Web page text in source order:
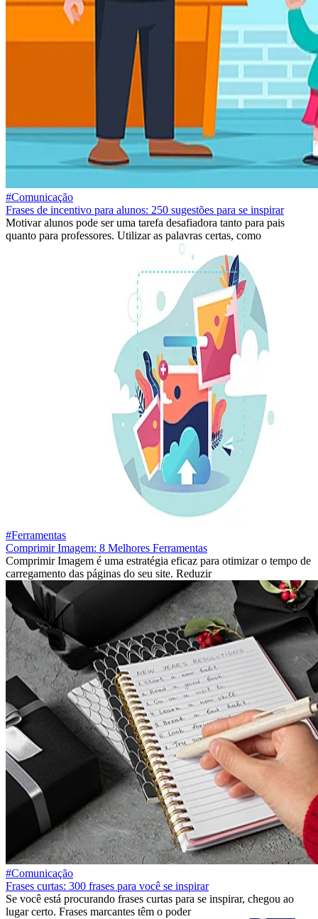
#Comunicação
Frases de incentivo para alunos: 250 sugestões para se inspirar
Motivar alunos pode ser uma tarefa desafiadora tanto para pais
quanto para professores. Utilizar as palavras certas, como
#Ferramentas
Comprimir Imagem: 8 Melhores Ferramentas
Comprimir Imagem é uma estratégia eficaz para otimizar o tempo de
carregamento das páginas do seu site. Reduzir
#Comunicação
Frases curtas: 300 frases para você se inspirar
Se você está procurando frases curtas para se inspirar, chegou ao
lugar certo. Frases marcantes têm o poder